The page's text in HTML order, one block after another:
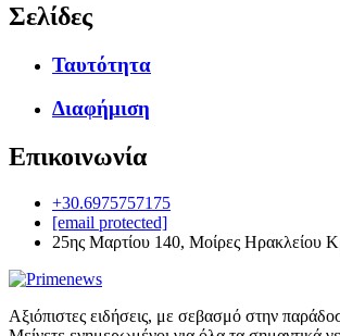
Σελίδες
Ταυτότητα
Διαφήμιση
Επικοινωνία
+30.6975757175
[email protected]
25ης Μαρτίου 140, Μοίρες Ηρακλείου
Αξιόπιστες ειδήσεις, με σεβασμό στην